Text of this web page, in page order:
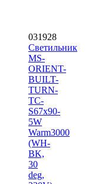
031928
Светильник
MS-
ORIENT-
BUILT-
TURN-
TC-
S67x90-
5W
Warm3000
(WH-
BK,
30
deg,